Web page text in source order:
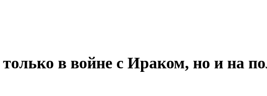
в войне с Ираком, но и на